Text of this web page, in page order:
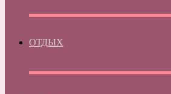
ОТДЫХ